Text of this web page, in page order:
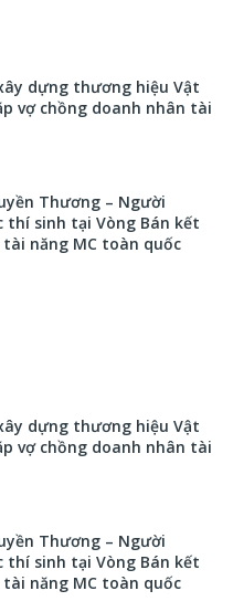
dựng thương hiệu Vật
vợ chồng doanh nhân tài
Thương – Người
thí sinh tại Vòng Bán kết
năng MC toàn quốc
dựng thương hiệu Vật
vợ chồng doanh nhân tài
Thương – Người
thí sinh tại Vòng Bán kết
năng MC toàn quốc